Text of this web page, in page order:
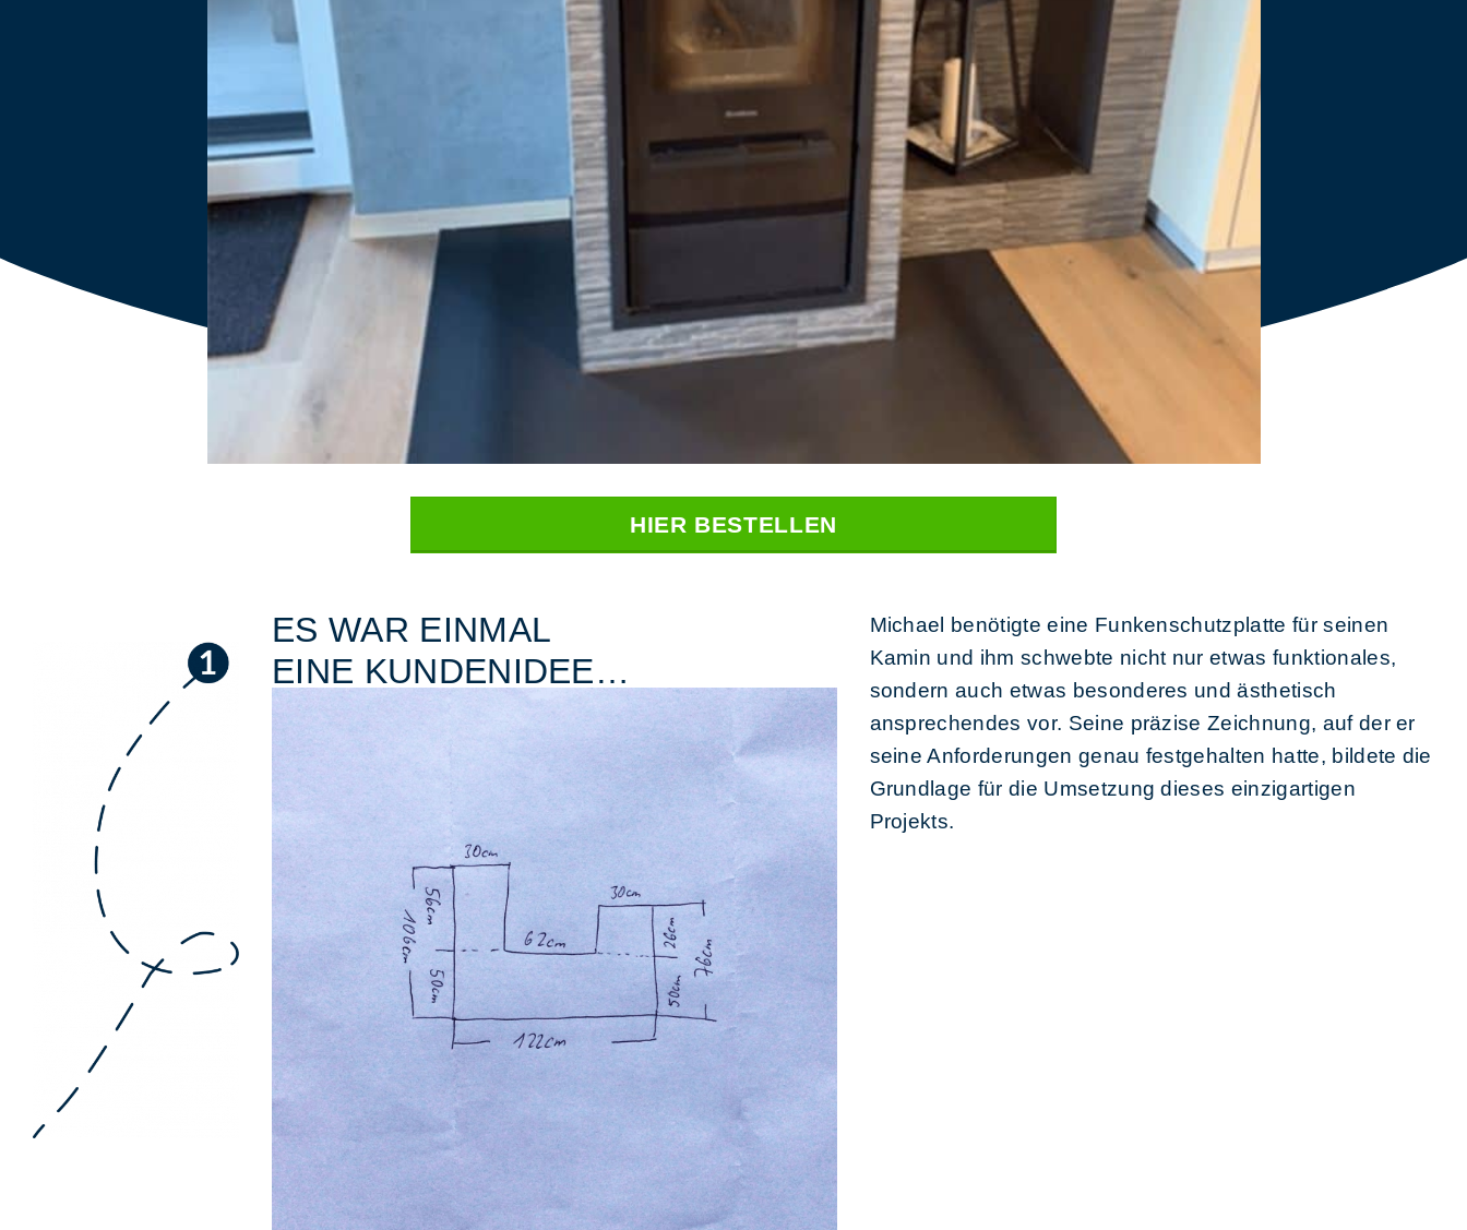
HIER BESTELLEN
ES WAR EINMAL
EINE KUNDENIDEE…
Michael benötigte eine Funkenschutzplatte für seinen
Kamin und ihm schwebte nicht nur etwas funktionales,
sondern auch etwas besonderes und ästhetisch
ansprechendes vor. Seine präzise Zeichnung, auf der er
seine Anforderungen genau festgehalten hatte, bildete die
Grundlage für die Umsetzung dieses einzigartigen
Projekts.